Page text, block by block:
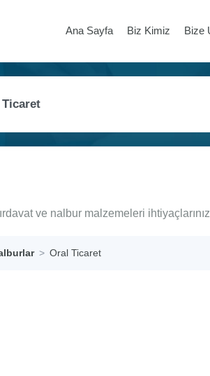
Ana Sayfa Biz Kimiz Bize
ve nalbur malzemeleri
Oral Ticaret